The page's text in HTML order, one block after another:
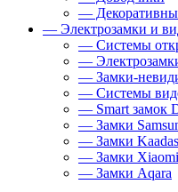
—
— Электрозамки и
— Системы
—
— Замки-
— Системы
— Smart замок
— Замки
— Замки Kaadas
— Замки Xiaomi
— Замки Aqara